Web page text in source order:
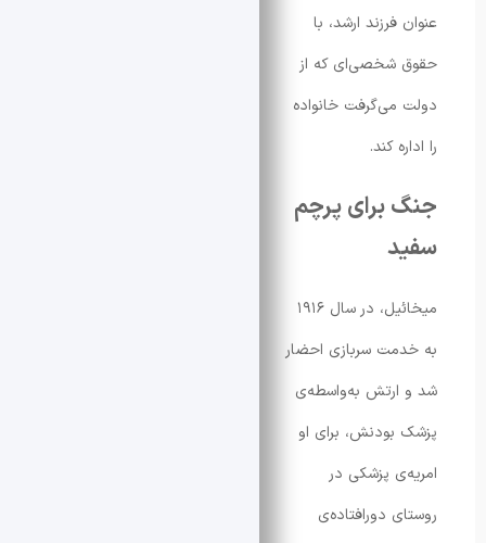
ارشد، با
شخصی‌ای که از
خانواده
برای پرچم
میخائیل، در سال ۱۹۱۶
سربازی احضار
به‌واسطه‌ی
برای او
پزشکی در
دورافتاده‌ی